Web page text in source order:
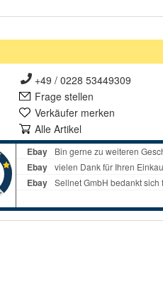
+49 / 0228 53449309
Frage stellen
Verkäufer merken
Alle Artikel